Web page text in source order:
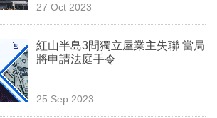
27 Oct 2023
紅山半島3間獨立屋業主失聯 當局
將申請法庭手令
25 Sep 2023